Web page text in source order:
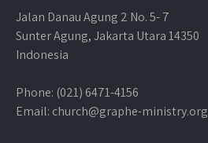
Jalan Danau Agung 2 No. 5- 7
Sunter Agung, Jakarta Utara 14350
Indonesia
Phone: (021) 6471-4156
Email: church@graphe-ministry.org